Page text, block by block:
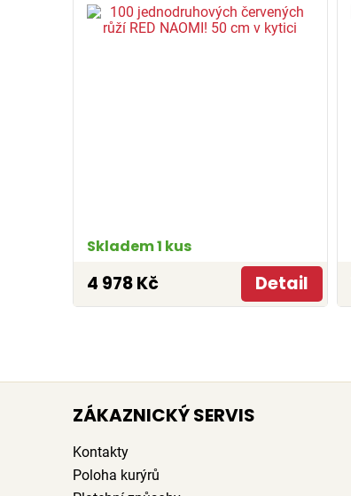
Skladem 1 kus
4 978 Kč Detail
ZÁKAZNICKÝ SERVIS
Kontakty
Poloha kurýrů